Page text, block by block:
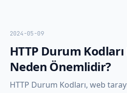
2024-05-09
HTTP Durum
Neden Önemlidir?
HTTP Durum Kodları, web